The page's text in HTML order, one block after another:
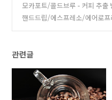
모카포트/콜드브루 - 커피 추출
핸드드립/에스프레소/에어로
관련글